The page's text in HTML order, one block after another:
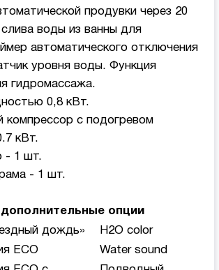
продувки через 20
воды из ванны для
автоматического отключения
уровня воды. Функция
гидромассажа.
0,8 кВт.
компрессор с подогревом
кВт.
- 1 шт.
- 1 шт.
опции
дождь»
H2O color
ECO
Water sound